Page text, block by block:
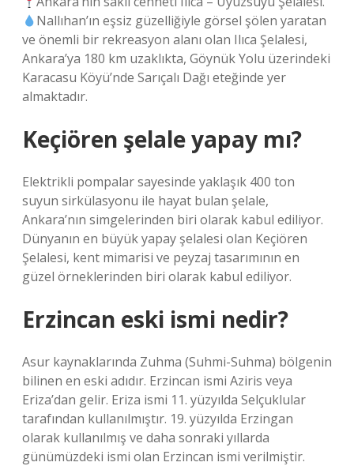
Nallıhan’ın eşsiz güzelliğiyle görsel şölen yaratan
ve önemli bir rekreasyon alanı olan Ilıca Şelalesi,
Ankara’ya 180 km uzaklıkta, Göynük Yolu üzerindeki
Karacasu Köyü’nde Sarıçalı Dağı eteğinde yer
almaktadır.
Keçiören şelale yapay mı?
Elektrikli pompalar sayesinde yaklaşık 400 ton
suyun sirkülasyonu ile hayat bulan şelale,
Ankara’nın simgelerinden biri olarak kabul ediliyor.
Dünyanın en büyük yapay şelalesi olan Keçiören
Şelalesi, kent mimarisi ve peyzaj tasarımının en
güzel örneklerinden biri olarak kabul ediliyor.
Erzincan eski ismi nedir?
Asur kaynaklarında Zuhma (Suhmi-Suhma) bölgenin
bilinen en eski adıdır. Erzincan ismi Aziris veya
Eriza’dan gelir. Eriza ismi 11. yüzyılda Selçuklular
tarafından kullanılmıştır. 19. yüzyılda Erzingan
olarak kullanılmış ve daha sonraki yıllarda
günümüzdeki ismi olan Erzincan ismi verilmiştir.